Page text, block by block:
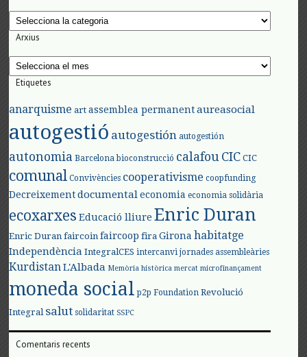
Categories
Arxius
Arxius
Etiquetes
anarquisme art assemblea permanent aureasocial
autogestió autogestión autogestión
autonomia Barcelona bioconstrucció calafouCIC CIC
comunal Convivències cooperativisme coopfunding
Decreixement documental economia economia solidària
ecoxarxes Educació lliure Enric Duran
Enric Duran faircoin faircoop fira Girona habitatge
Independència IntegralCES intercanvi jornades assembleàries
KurdistanL'Albada Memòria històrica mercat microfinançament
moneda social p2p Foundation Revolució
Integral salut solidaritat SSPC
Comentaris recents